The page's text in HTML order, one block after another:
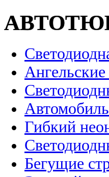
Ангельские
Гибкий
Бегущие